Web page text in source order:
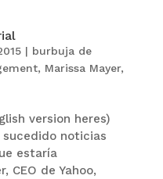
| burbuja de
, Marissa Mayer,
version heres)
sucedido noticias
estaría
CEO de Yahoo,